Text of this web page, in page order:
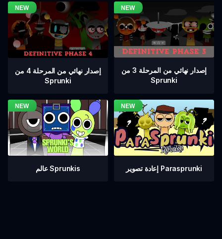
إصدار نهائي من المرحلة 4 من
Sprunki
إصدار نهائي من المرحلة 3 من
Sprunki
عالم Sprunkis إعادة تصوير Parasprunki